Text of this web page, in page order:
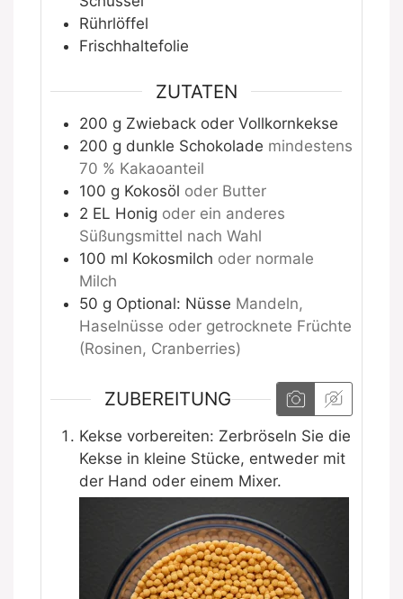
Rührlöffel
Frischhaltefolie
ZUTATEN
200 g Zwieback oder Vollkornkekse
200 g dunkle Schokolade mindestens
70 % Kakaoanteil
100 g Kokosöl oder Butter
2 EL Honig oder ein anderes
Süßungsmittel nach Wahl
100 ml Kokosmilch oder normale
Milch
50 g Optional: Nüsse Mandeln,
Haselnüsse oder getrocknete Früchte
(Rosinen, Cranberries)
ZUBEREITUNG
Kekse vorbereiten: Zerbröseln Sie die
Kekse in kleine Stücke, entweder mit
der Hand oder einem Mixer.